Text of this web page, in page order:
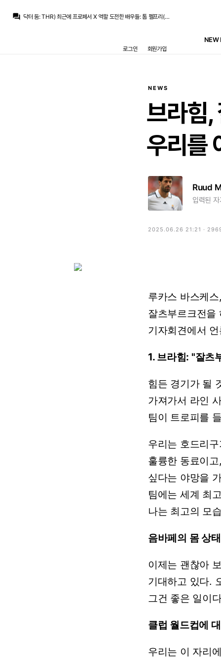
question_answer 닥터 둠:THR) 최근에 프로페서 X 역할 도전한 배우들: 톰 펠프리(탈락), 크리스토퍼 애벗
원래 아팠었다고 하군요. 고인의 명복을 빕니다.
NEW
로그인 회원가입
NEWS
브라힘,
우리를
Ruud
입력된
2025.06.26 21:21 ·
루카스 바스케
잘츠부르크전을
기자회견에서
1. 브라힘: "잘츠
힘든 경기가 될
가져가서 라인
팀이 트로피를
우리는 호드리
훌륭한 동료이
싶다는 야망을
팀에는 세계 최
나는 최고의 모
음바페의 몸상태
이제는 괜찮아
기대하고 있다.
그건 좋은 일이
클럽 월드컵에
우리는 이 자리